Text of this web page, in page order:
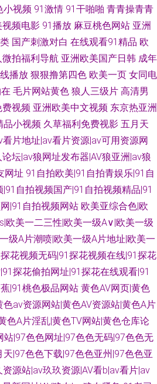
小视频 91激情 91干啪啪 青青操青青
视频电影 91播放 麻豆桃色网站 亚洲
国产刺激对白 在线观看91精品 欧
微拍福利导航 亚洲欧美国产日韩 成年
播放 狠狠撸第四色 欧美一页 女同电
毛片网站黄色 狼人三级片 高清男
费视频 亚洲欧美中文视频 东京热亚洲
品小视频 久草福利免费视影 五月天
看片地址|av看片资源|av可用资源网
坛|av狼网址发布器|AV狼亚洲|av狼
网址 91自拍欧美|91自拍青娱乐|91自
自拍视频国产|91自拍视频精品|91
|91自拍视频网站 欧美亚综合色|欧
欧美一二三性|欧美一级A∨|欧美一级
级A片潮喷|欧美一级A片地址|欧美一
花视频无码|91探花视频在线|91探花
探花偷拍网址|91探花在线观看|91
|91桃色极品网站 黄色AV网页|黄色
av资源网站|黄色AV资源站|黄色A片
色A片淫乱|黄色TV网站|黄色仓库论
|97色色网址|97色色无码|97色色无
|97色色下载|97色色亚州|97色色亚
源站|av玖玖资源|AV看b|av看片|av